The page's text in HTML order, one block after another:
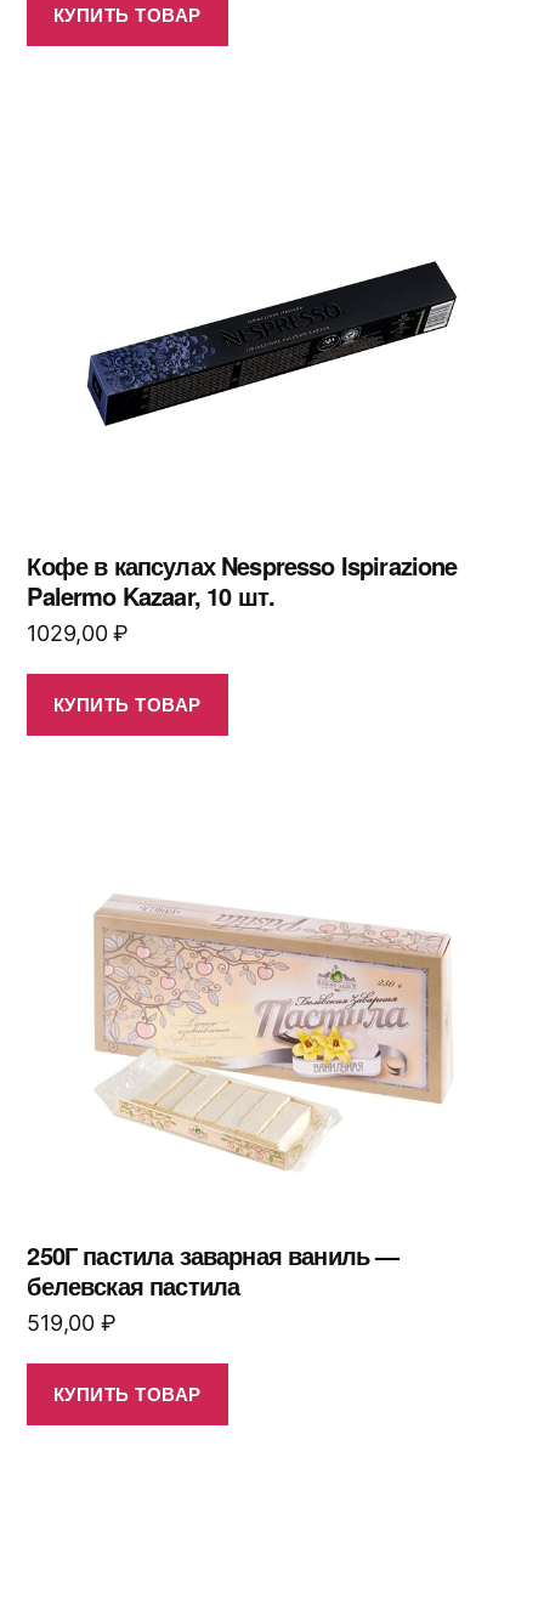
КУПИТЬ ТОВАР
Кофе в капсулах Nespresso Ispirazione
Palermo Kazaar, 10 шт.
1029,00₽
КУПИТЬ ТОВАР
250Г пастила заварная ваниль —
белевская пастила
519,00 ₽
КУПИТЬ ТОВАР